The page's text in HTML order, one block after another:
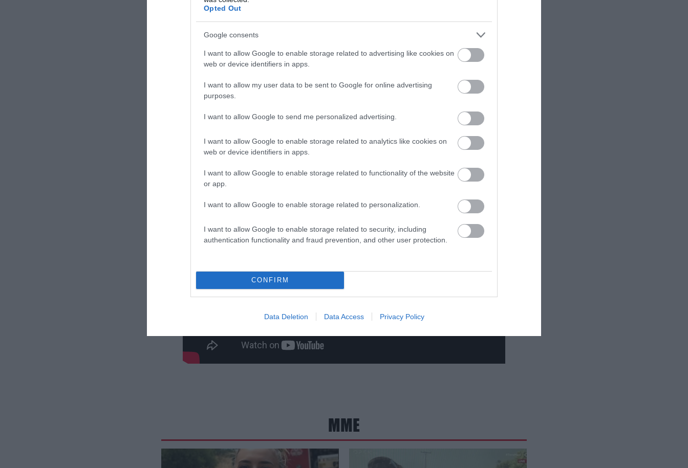
Opted Out
Google consents
I want to allow Google to enable storage related to advertising like cookies on
web or device identifiers in apps.
I want to allow my user data to be sent to Google for online advertising
purposes.
I want to allow Google to send me personalized advertising.
I want to allow Google to enable storage related to analytics like cookies on
web or device identifiers in apps.
I want to allow Google to enable storage related to functionality of the website
or app.
I want to allow Google to enable storage related to personalization.
I want to allow Google to enable storage related to security, including
authentication functionality and fraud prevention, and other user protection.
CONFIRM
Data Deletion Data Access Privacy Policy
Ο πρόεδρος του Ιράν αποκαλύπτει για την υγεία του Μοτζτάμπα
Χαμενεΐ «τώρα είναι πολύ δύσκολη η επικοινωνία»
Ακολουθήστε τοpronews.gr
στο Google News και μάθετε
πρώτοι όλες τις ειδήσεις
TAGS: ΔΗΜΟΣΙΟΓΡΑΦΟΣ ΘΑΝΑΤΟΣ ΛΕΥΤΕΡΗΣ ΚΟΓΚΑΛΙΔΗΣ
Δείτε μας ζωντανά στο
ΜΜΕ